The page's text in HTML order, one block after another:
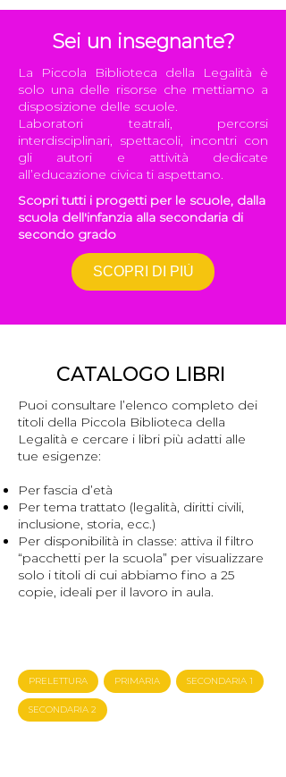
Sei un insegnante?
La Piccola Biblioteca della Legalità è
solo una delle risorse che mettiamo a
disposizione delle scuole.
Laboratori teatrali, percorsi
interdisciplinari, spettacoli, incontri con
gli autori e attività dedicate
all’educazione civica ti aspettano.
Scopri tutti i progetti per le scuole, dalla
scuola dell'infanzia alla secondaria di
secondo grado
SCOPRI DI PIÙ
CATALOGO LIBRI
Puoi consultare l’elenco completo dei
titoli della Piccola Biblioteca della
Legalità e cercare i libri più adatti alle
tue esigenze:
Per fascia d’età
Per tema trattato (legalità, diritti civili,
inclusione, storia, ecc.)
Per disponibilità in classe: attiva il filtro
“pacchetti per la scuola” per visualizzare
solo i titoli di cui abbiamo fino a 25
copie, ideali per il lavoro in aula.
PRELETTURA PRIMARIA SECONDARIA 1
SECONDARIA 2